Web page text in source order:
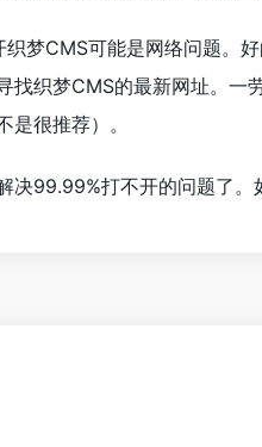
织梦CMS可能是网络问题。
找织梦CMS的最新网址。一
是很推荐）。
决99.99%打不开的问题了。